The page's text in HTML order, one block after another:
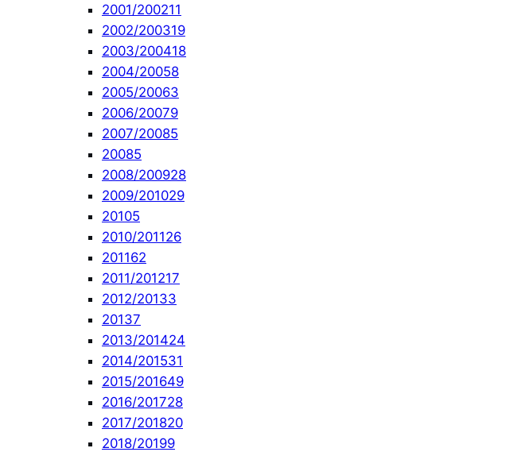
2001/200211
2002/200319
2003/200418
2004/20058
2005/20063
2006/20079
2007/20085
20085
2008/200928
2009/201029
20105
2010/201126
201162
2011/201217
2012/20133
20137
2013/201424
2014/201531
2015/201649
2016/201728
2017/201820
2018/20199